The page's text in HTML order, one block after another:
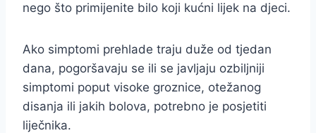
nego što primijenite bilo koji kućni lijek na djeci.
Ako simptomi prehlade traju duže od tjedan
dana, pogoršavaju se ili se javljaju ozbiljniji
simptomi poput visoke groznice, otežanog
disanja ili jakih bolova, potrebno je posjetiti
liječnika.